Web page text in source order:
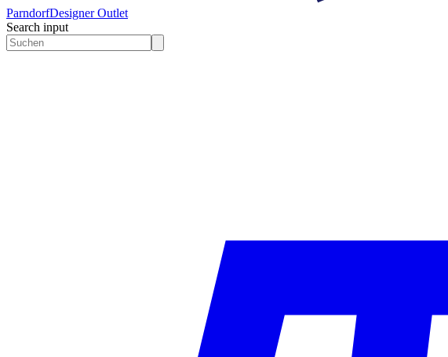
ParndorfDesigner Outlet
Search input